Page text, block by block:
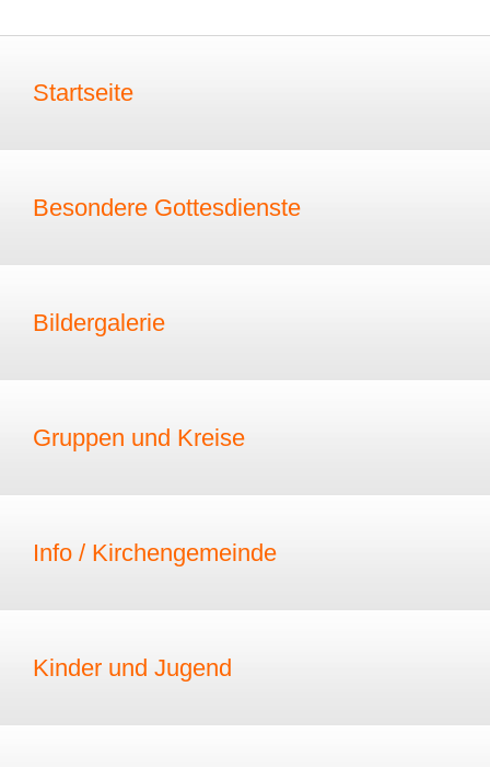
Startseite
Besondere Gottesdienste
Bildergalerie
Gruppen und Kreise
Info / Kirchengemeinde
Kinder und Jugend